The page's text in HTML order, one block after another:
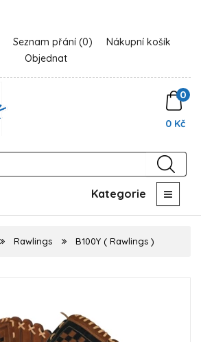
Seznam přání (0)
Nákupní košík
Objednat
0
0 Kč
Kategorie
Rawlings B100Y ( Rawlings )